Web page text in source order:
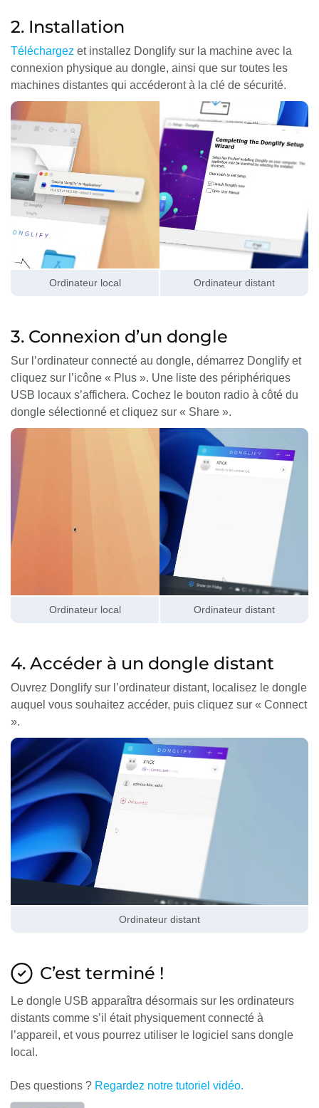
2. Installation
Téléchargez et installez Donglify sur la machine avec la
connexion physique au dongle, ainsi que sur toutes les
machines distantes qui accéderont à la clé de sécurité.
Ordinateur local Ordinateur distant
3. Connexion d’un dongle
Sur l’ordinateur connecté au dongle, démarrez Donglify et
cliquez sur l’icône « Plus ». Une liste des périphériques
USB locaux s’affichera. Cochez le bouton radio à côté du
dongle sélectionné et cliquez sur « Share ».
Ordinateur local Ordinateur distant
4. Accéder à un dongle distant
Ouvrez Donglify sur l’ordinateur distant, localisez le dongle
auquel vous souhaitez accéder, puis cliquez sur « Connect
».
Ordinateur distant
C’est terminé !
Le dongle USB apparaîtra désormais sur les ordinateurs
distants comme s’il était physiquement connecté à
l’appareil, et vous pourrez utiliser le logiciel sans dongle
local.
Des questions ? Regardez notre tutoriel vidéo.